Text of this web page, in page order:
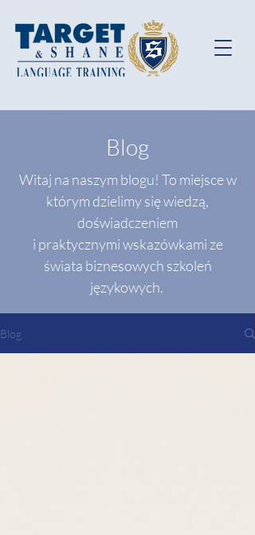
Blog
Witaj na naszym blogu! To miejsce w
którym dzielimy się wiedzą,
doświadczeniem
i praktycznymi wskazówkami ze
świata biznesowych szkoleń
językowych.
Blog